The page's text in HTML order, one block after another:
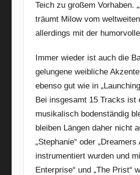
Teich zu großem Vorhaben.
träumt Milow vom
allerdings mit der
Immer wieder ist auch die
gelungene weibliche
ebenso gut wie in
Bei insgesamt 15 Tracks ist
musikalisch bodenständig
bleiben Längen daher nicht
„Stephanie“ oder
instrumentiert wurden und
Enterprise“ und „The Prist“